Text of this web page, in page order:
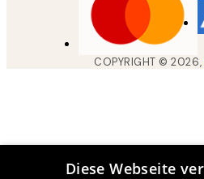
COPYRIGHT ©2026,
Diese Webseite